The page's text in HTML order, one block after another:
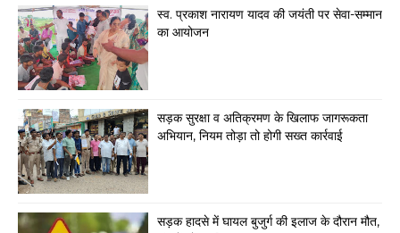
स्व. प्रकाश नारायण यादव की जयंती पर सेवा-सम्मान
का आयोजन
सड़क सुरक्षा व अतिक्रमण के खिलाफ जागरूकता
अभियान, नियम तोड़ा तो होगी सख्त कार्रवाई
सड़क हादसे में घायल बुजुर्ग की इलाज के दौरान मौत,